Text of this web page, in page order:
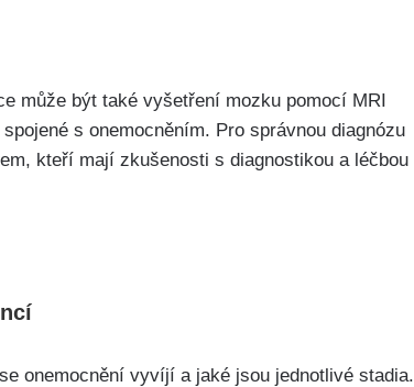
může být také vyšetření mozku pomocí MRI
s onemocněním. Pro správnou diagnózu
kteří mají zkušenosti s diagnostikou a léčbou
onemocnění vyvíjí a jaké jsou jednotlivé stadia.